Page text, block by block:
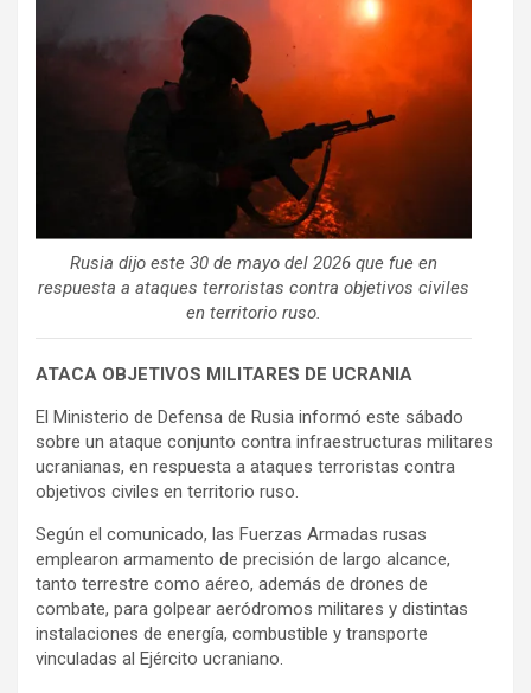
Rusia dijo este 30 de mayo del 2026 que fue en
respuesta a ataques terroristas contra objetivos civiles
en territorio ruso.
ATACA OBJETIVOS MILITARES DE UCRANIA
El Ministerio de Defensa de Rusia informó este sábado
sobre un ataque conjunto contra infraestructuras militares
ucranianas, en respuesta a ataques terroristas contra
objetivos civiles en territorio ruso.
Según el comunicado, las Fuerzas Armadas rusas
emplearon armamento de precisión de largo alcance,
tanto terrestre como aéreo, además de drones de
combate, para golpear aeródromos militares y distintas
instalaciones de energía, combustible y transporte
vinculadas al Ejército ucraniano.